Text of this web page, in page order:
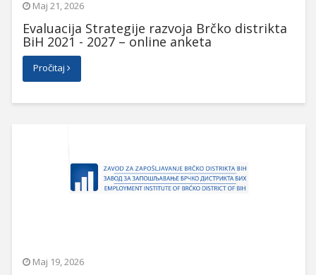
Maj 21, 2026
Evaluacija Strategije razvoja Brčko distrikta
BiH 2021 - 2027 – online anketa
Pročitaj
Maj 19, 2026